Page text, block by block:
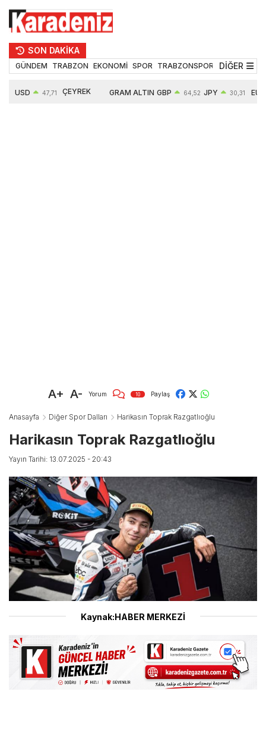
SON DAKİKA
GÜNDEM TRABZON EKONOMİ SPOR TRABZONSPOR TEKNOLOJİ
DİĞER
USD 47,71 ÇEYREK GRAM ALTIN GBP 64,52 JPY 30,31 EUR
A+ A- Yorum 10 Paylaş
Anasayfa Diğer Spor Dalları Harikasın Toprak Razgatlıoğlu
Harikasın Toprak Razgatlıoğlu
Yayın Tarihi: 13.07.2025 - 20:43
Kaynak:HABER MERKEZİ